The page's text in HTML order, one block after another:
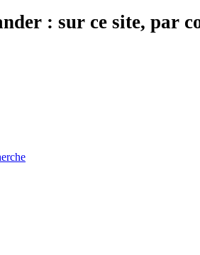
: sur ce site, par